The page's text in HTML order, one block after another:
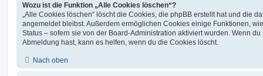
Wozu ist die Funktion „Alle Cookies löschen“?
„Alle Cookies löschen“ löscht die Cookies, die phpBB erstellt hat und die
angemeldet bleibst. Außerdem ermöglichen Cookies einige Funktionen,
Status – sofern sie von der Board-Administration aktiviert wurden. Wenn
Abmeldung hast, kann es helfen, wenn du die Cookies löscht.
Nach oben